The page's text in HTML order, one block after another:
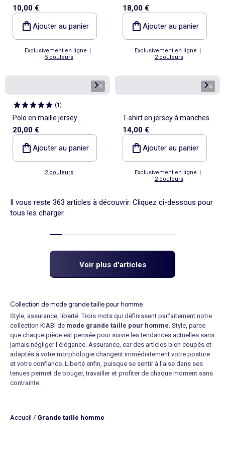
manches courtes
10,00 €
Ajouter au panier
Exclusivement en ligne |
5 couleurs
pièces
18,00 €
Ajouter au panier
Exclusivement en ligne |
2 couleurs
1/4
(1)
Polo en maille jersey
manches courtes
20,00 €
Ajouter au panier
2 couleurs
1/6
T-shirt en jersey à manches
longues
14,00 €
Ajouter au panier
Exclusivement en ligne |
2 couleurs
Il vous reste 363 articles à découvrir. Cliquez ci-dessous pour
tous les charger.
Voir plus d'articles
Collection de mode grande taille pour homme
Style, assurance, liberté. Trois mots qui définissent parfaitement notre
collection KIABI de mode grande taille pour homme . Style, parce
que chaque pièce est pensée pour suivre les tendances actuelles sans
jamais négliger l’élégance. Assurance, car des articles bien coupés et
adaptés à votre morphologie changent immédiatement votre posture
et votre confiance. Liberté enfin, puisque se sentir à l’aise dans ses
tenues permet de bouger, travailler et profiter de chaque moment sans
contrainte.
modernité. Chaquelook grande taille pour homme
Accueil / Grande taille homme